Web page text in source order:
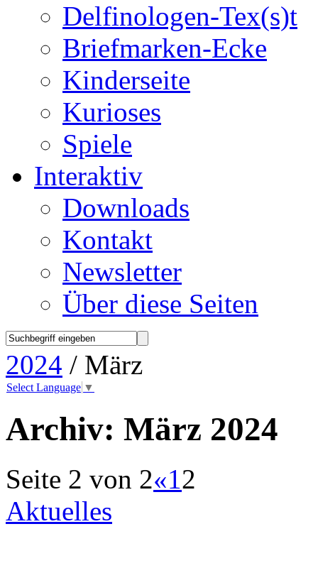
Delfinologen-Tex(s)t
Briefmarken-Ecke
Kinderseite
Kurioses
Spiele
Interaktiv
Downloads
Kontakt
Newsletter
Über diese Seiten
2024 / März
Select Language ▼
Archiv: März 2024
Seite 2 von 2«12
Aktuelles